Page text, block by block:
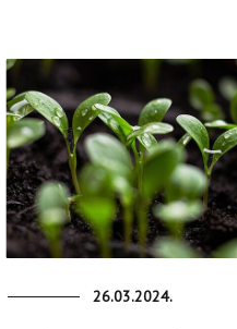
26.03.2024.